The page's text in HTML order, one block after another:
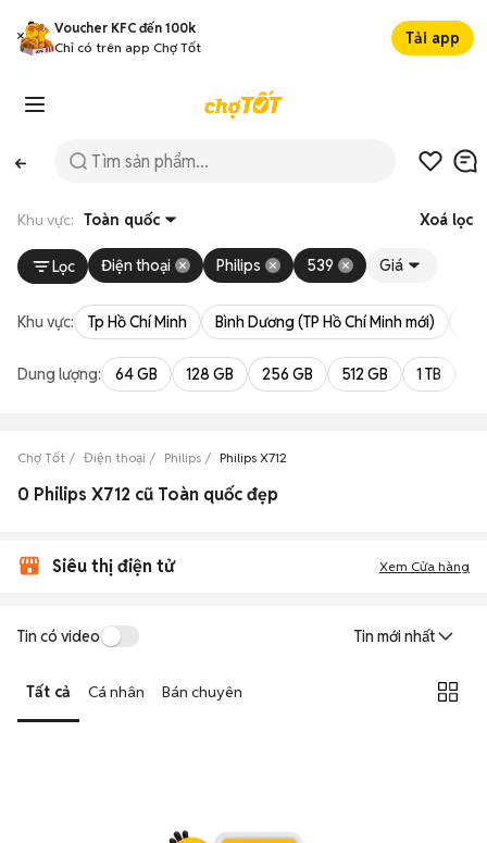
Voucher KFC đến 100k
Chỉ có trên app Chợ Tốt
Tải app
Khu vực: Toàn quốc Xoá lọc
Lọc Điện thoại Philips 539 Giá
Khu vực: Tp Hồ Chí Minh Bình Dương (TP Hồ Chí Minh mới)
Dung lượng: 64 GB 128 GB 256 GB 512 GB 1 TB
Chợ Tốt Điện thoại Philips Philips X712
0 Philips X712 cũ Toàn quốc đẹp
Siêu thị điện tử Xem Cửa hàng
Tin có video Tin mới nhất
Tất cả Cá nhân Bán chuyên